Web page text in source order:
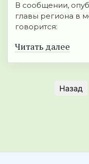
В сообщении,
главы региона в
говорится:
Читать далее
Назад